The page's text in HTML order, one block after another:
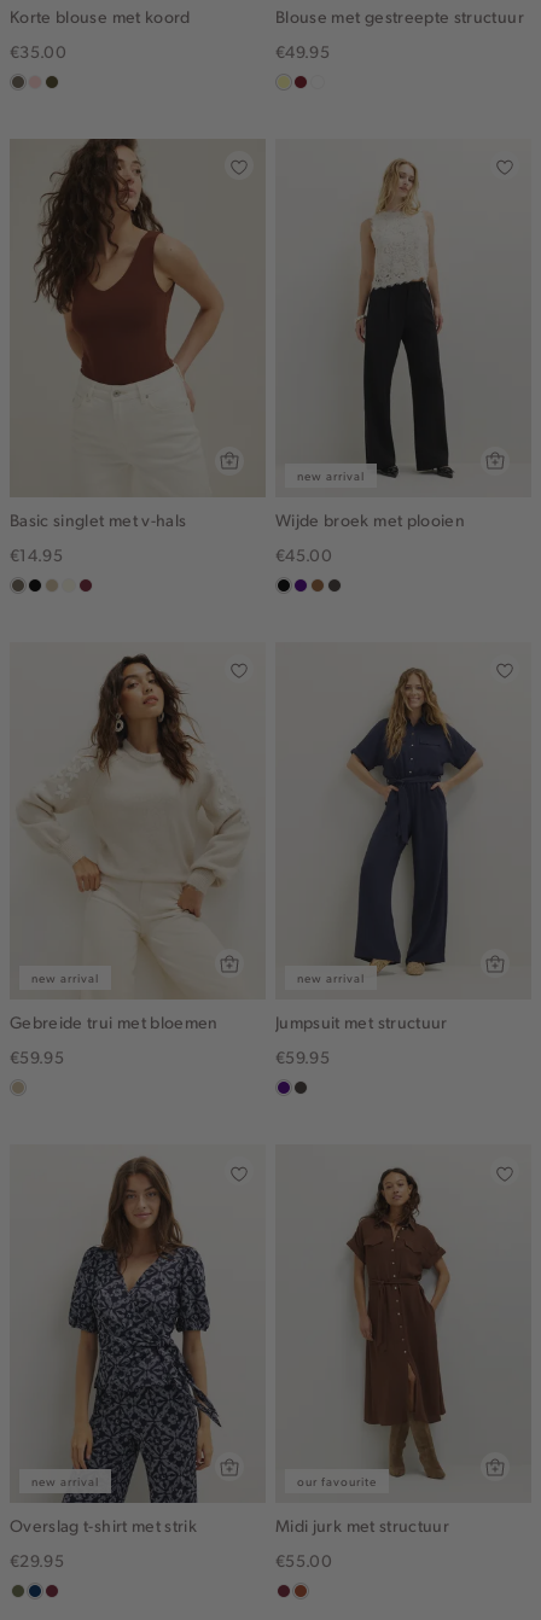
Korte blouse met koord
€35.00
middenbruin
pinkgroen,
midden
Blouse met gestreepte structuur
€49.95
lichtgeel
rood,
Basic singlet met v-hals
€14.95
middenbruin
zwartlichtzand
wit,bordeaux
new arrival
Wijde broek met plooien
€45.00
zwart
indigo
deepmocca
choco
new arrival
Gebreide trui met bloemen
€59.95
lichtzand
new arrival
Jumpsuit met structuur
€59.95
indigochoco
new arrival
Overslag t-shirt met strik
€29.95
groen,
donkerblauw
brique
our favourite
Midi jurk met structuur
€55.00
bordeaux
bruin